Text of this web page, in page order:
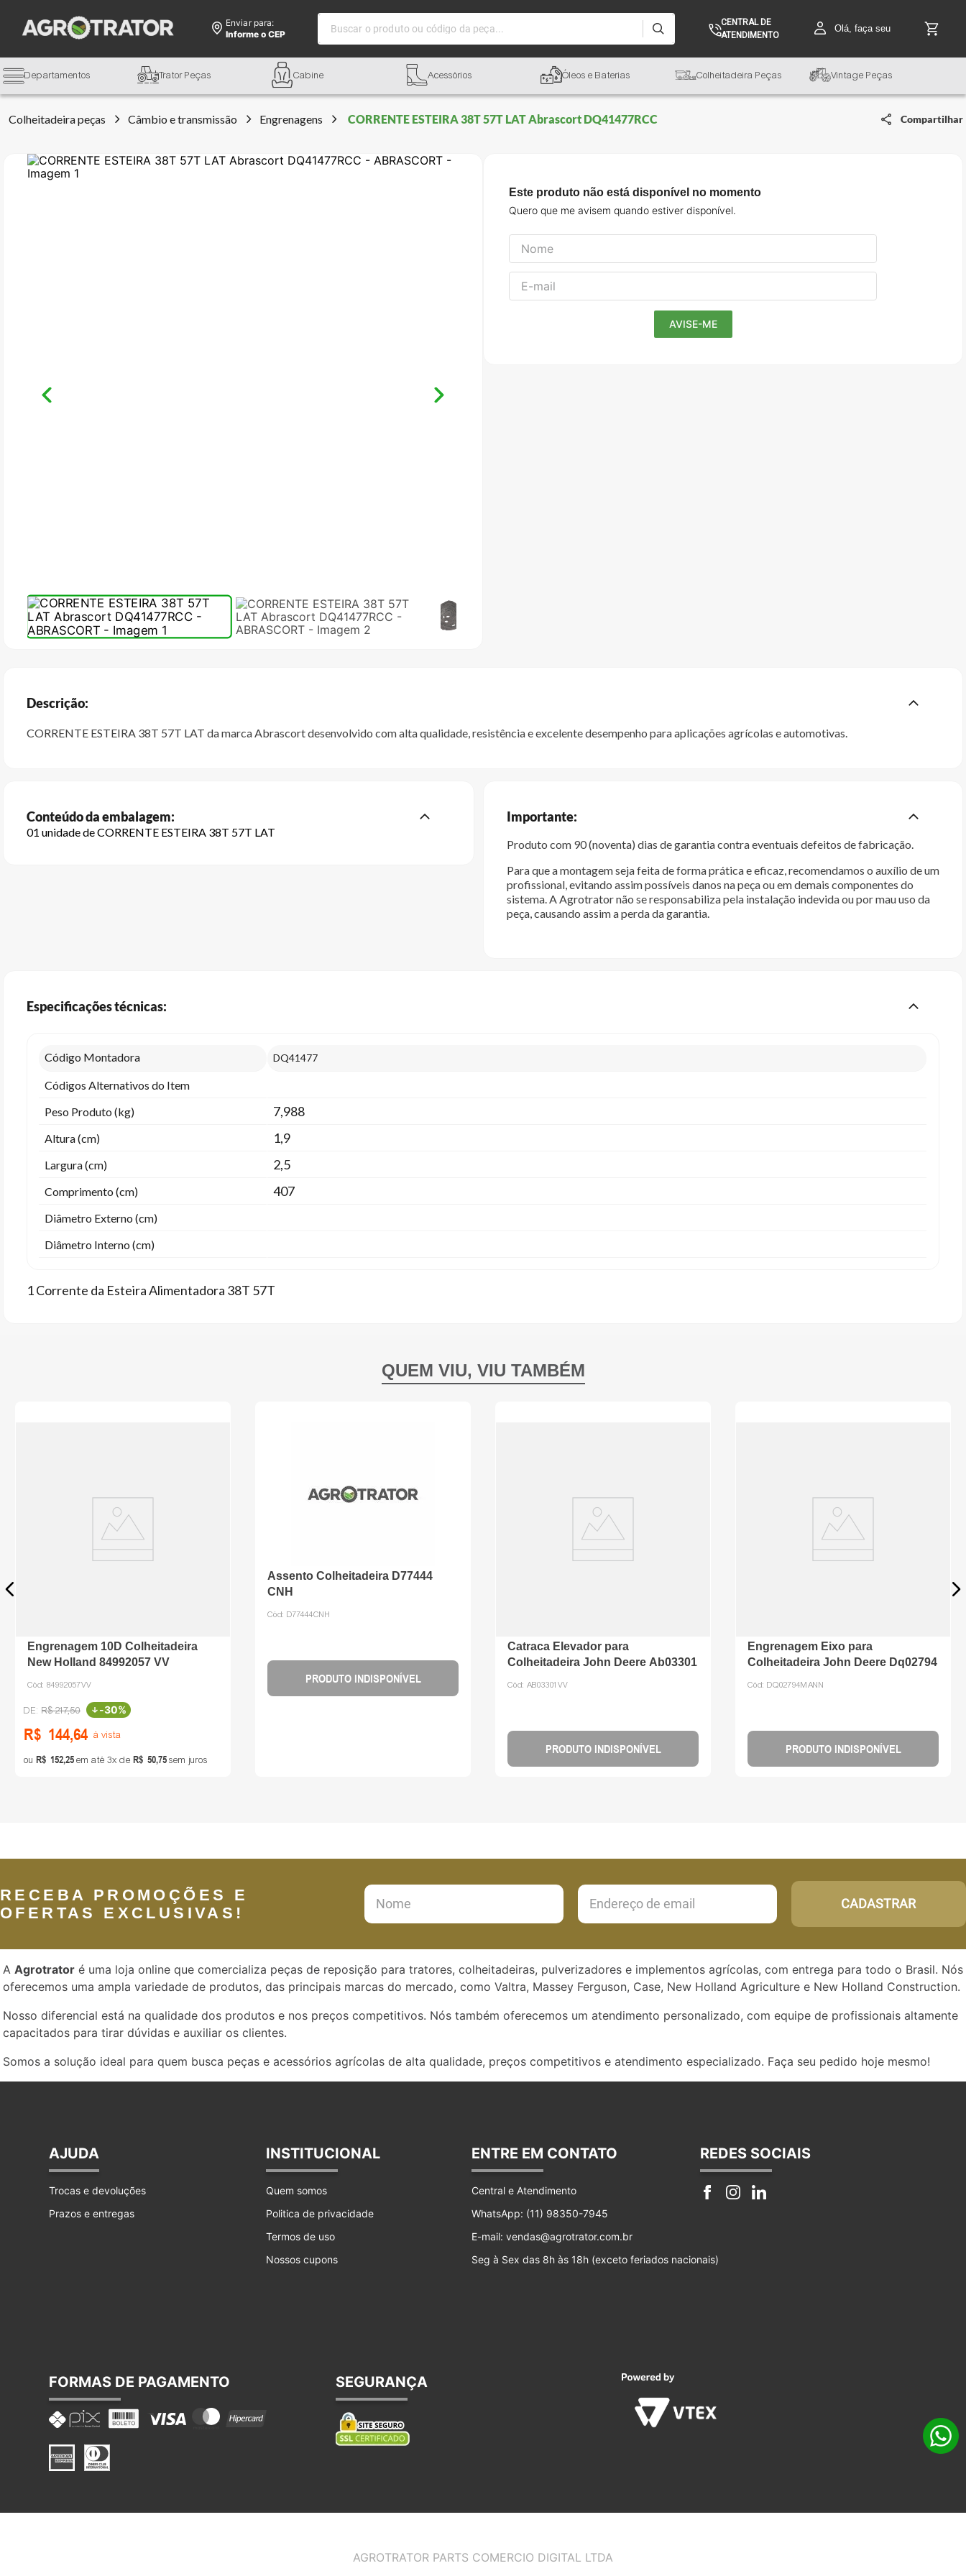
Enviar para:
Informe o CEP
Buscar o produto ou código da peça...
CENTRAL DE
ATENDIMENTO
Olá, faça seu
Departamentos Trator Peças Cabine Acessórios Óleos e Baterias Colheitadeira Peças Vintage Peças
Colheitadeira peças Câmbio e transmissão Engrenagens CORRENTE ESTEIRA 38T 57T LAT Abrascort DQ41477RCC Compartilhar
Este produto não está disponível no momento
Descrição:
CORRENTE ESTEIRA 38T 57T LAT da marca Abrascort desenvolvido com alta qualidade, resistência e excelente desempenho para aplicações agrícolas e automotivas.
Conteúdo da embalagem:
01 unidade de CORRENTE ESTEIRA 38T 57T LAT
Importante:
Produto com 90 (noventa) dias de garantia contra eventuais defeitos de fabricação.
Para que a montagem seja feita de forma prática e eficaz, recomendamos o auxílio de um
profissional, evitando assim possíveis danos na peça ou em demais componentes do
sistema. A Agrotrator não se responsabiliza pela instalação indevida ou por mau uso da
peça, causando assim a perda da garantia.
Especificações técnicas:
Código Montadora DQ41477
Códigos Alternativos do Item
Peso Produto (kg)
7,988
Altura (cm) 1,9
Largura (cm) 2,5
Comprimento (cm) 407
Diâmetro Externo (cm)
Diâmetro Interno (cm)
1 Corrente da Esteira Alimentadora 38T 57T
Engrenagem 10D Colheitadeira
New Holland 84992057 VV
Cód: 84992057VV
R$217,50 -30%
R$ 144,64 à vista
ou R$ 152,25em até 3 de R$ 50,75sem juros
Assento Colheitadeira D77444
CNH
Cód: D77444CNH
PRODUTO INDISPONÍVEL
Catraca Elevador para
Colheitadeira John Deere Ab03301
Cód: AB03301VV
PRODUTO INDISPONÍVEL
Engrenagem Eixo para
Colheitadeira John Deere Dq02794
Cód: DQ02794MANN
PRODUTO INDISPONÍVEL
RECEBA PROMOÇÕES E
OFERTAS EXCLUSIVAS!
CADASTRAR
A Agrotrator é uma loja online que comercializa peças de reposição para tratores, colheitadeiras, pulverizadores e implementos agrícolas, com entrega para todo o Brasil. Nós
oferecemos uma ampla variedade de produtos, das principais marcas do mercado, como Valtra, Massey Ferguson, Case, New Holland Agriculture e New Holland Construction.
Nosso diferencial está na qualidade dos produtos e nos preços competitivos. Nós também oferecemos um atendimento personalizado, com equipe de profissionais altamente
capacitados para tirar dúvidas e auxiliar os clientes.
Somos a solução ideal para quem busca peças e acessórios agrícolas de alta qualidade, preços competitivos e atendimento especializado. Faça seu pedido hoje mesmo!
AJUDA
Trocas e devoluções
Prazos e entregas
INSTITUCIONAL
Quem somos
Politica de privacidade
Termos de uso
Nossos cupons
ENTRE EM CONTATO
Central e Atendimento
WhatsApp: (11) 98350-7945
E-mail: vendas@agrotrator.com.br
Seg à Sex das 8h às 18h (exceto feriados nacionais)
REDES SOCIAIS
FORMAS DE PAGAMENTO SEGURANÇA
AGROTRATOR PARTS COMERCIO DIGITAL LTDA